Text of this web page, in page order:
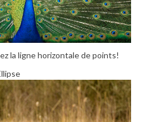
la ligne horizontale de points!